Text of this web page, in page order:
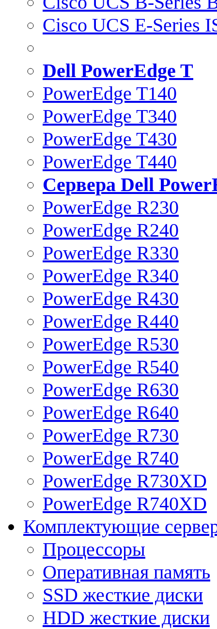
Cisco UCS E-Series
Dell PowerEdge T
PowerEdge T140
PowerEdge T340
PowerEdge T430
PowerEdge T440
Сервера Dell
PowerEdge R230
PowerEdge R240
PowerEdge R330
PowerEdge R340
PowerEdge R430
PowerEdge R440
PowerEdge R530
PowerEdge R540
PowerEdge R630
PowerEdge R640
PowerEdge R730
PowerEdge R740
PowerEdge R730XD
PowerEdge R740XD
Комплектующие
Процессоры
Оперативная память
SSD жесткие диски
HDD жесткие диски